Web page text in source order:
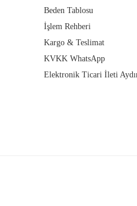
Beden Tablosu
İşlem Rehberi
Kargo & Teslimat
KVKK WhatsApp
Elektronik Ticari İleti